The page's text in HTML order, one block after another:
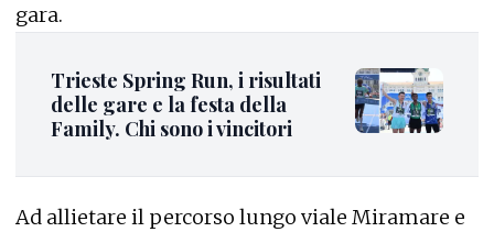
gara.
Trieste Spring Run, i risultati
delle gare e la festa della
Family. Chi sono i vincitori
Ad allietare il percorso lungo viale Miramare e